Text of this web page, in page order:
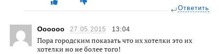
Ответить
Оооооо 27.05.2015 13:04
Пора городским показать что их хотелки это их
хотелки но не более того!